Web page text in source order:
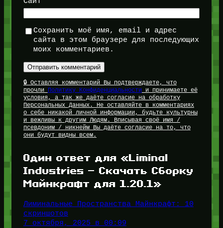
Сохранить моё имя, email и адрес
сайта в этом браузере для последующих
моих комментариев.
🔒 Оставляя комментарий Вы подтверждаете, что
прочли Политику Конфиденциальностии принимаете её
условия, а так же даёте согласие на обработку
Персональных Данных. Не оставляйте в комментариях
о себе никакой личной информации, будьте культурны
и вежливы к другим Людям. Вписывая своё имя /
псевдоним / никнейм Вы даёте согласие на то, что
они будут видны всем.
Один ответ для «Liminal
Industries — Скачать Сборку
Майнкрафт для 1.20.1»
Лиминальные Пространства Майнкрафт: 10
скриншотов
7 октября, 2025 в 00:09